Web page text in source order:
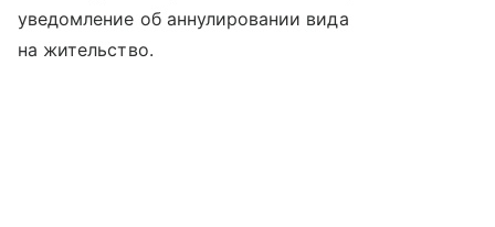
уведомление об аннулировании вида
на жительство.